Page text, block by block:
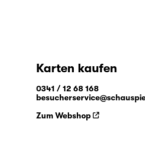
Karten kaufen
0341 / 12 68 168
Zum Webshop